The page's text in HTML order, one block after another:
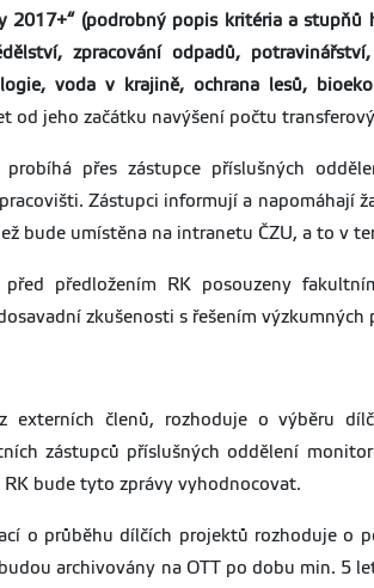
2017+“ (podrobný popis kritéria a
zpracování odpadů,
voda v krajině, ochrana lesů,
od jeho začátku navýšení počtu
přes zástupce příslušných
Zástupci informují a napomáhají
bude umístěna na intranetu ČZU, a to v
předložením RK posouzeny
zkušenosti s řešením
externích členů, rozhoduje o výběru
zástupců příslušných oddělení
bude tyto zprávy vyhodnocovat.
o průběhu dílčích projektů rozhoduje
archivovány na OTT po dobu min. 5